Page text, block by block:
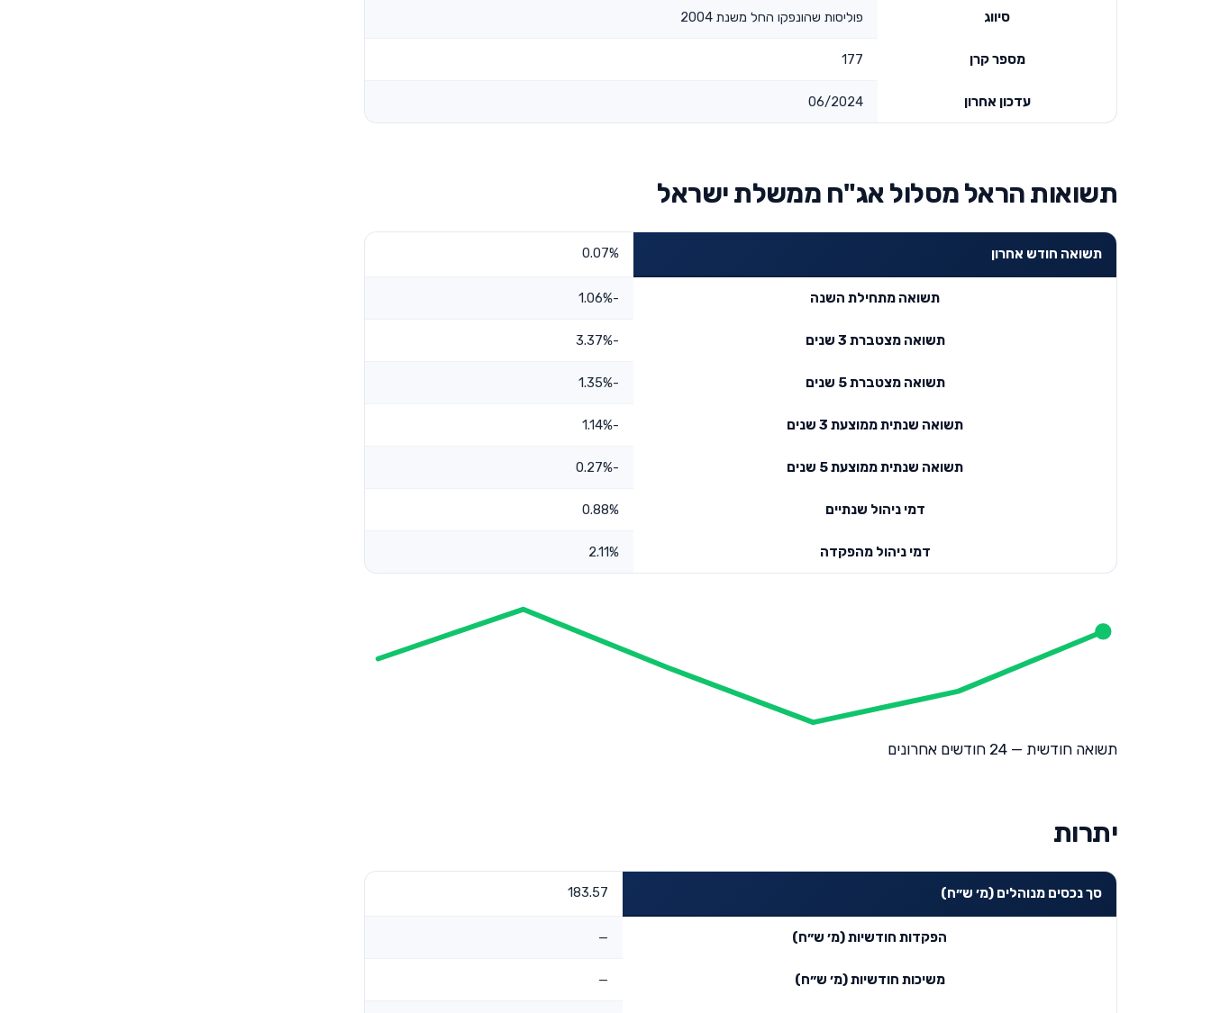
סיווג פוליסות שהונפקו החל משנת 2004
מספר קרן 177
עדכון אחרון 06/2024
תשואות הראל מסלול אג"ח ממשלת ישראל
תשואה חודש אחרון 0.07%
תשואה מתחילת השנה -1.06%
תשואה מצטברת 3 שנים -3.37%
תשואה מצטברת 5 שנים -1.35%
תשואה שנתית ממוצעת 3 שנים -1.14%
תשואה שנתית ממוצעת 5 שנים -0.27%
דמי ניהול שנתיים 0.88%
דמי ניהול מהפקדה 2.11%
תשואה חודשית — 24 חודשים אחרונים
יתרות
סך נכסים מנוהלים (מ׳ ש״ח) 183.57
הפקדות חודשיות (מ׳ ש״ח) —
משיכות חודשיות (מ׳ ש״ח) —